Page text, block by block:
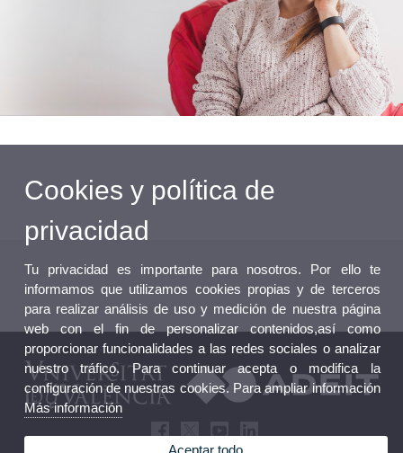
Cookies y política de
privacidad
Tu privacidad es importante para nosotros. Por ello te
informamos que utilizamos cookies propias y de terceros
para realizar análisis de uso y medición de nuestra página
web con el fin de personalizar contenidos,así como
proporcionar funcionalidades a las redes sociales o analizar
nuestro tráfico. Para continuar acepta o modifica la
configuración de nuestras cookies. Para ampliar información
Más información
Aceptar todo